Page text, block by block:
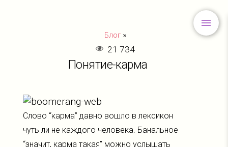
Блог»
21 734
Понятие-карма
Слово “карма” давно вошло в лексикон
чуть ли не каждого человека. Банальное
“значит, карма такая” можно услышать